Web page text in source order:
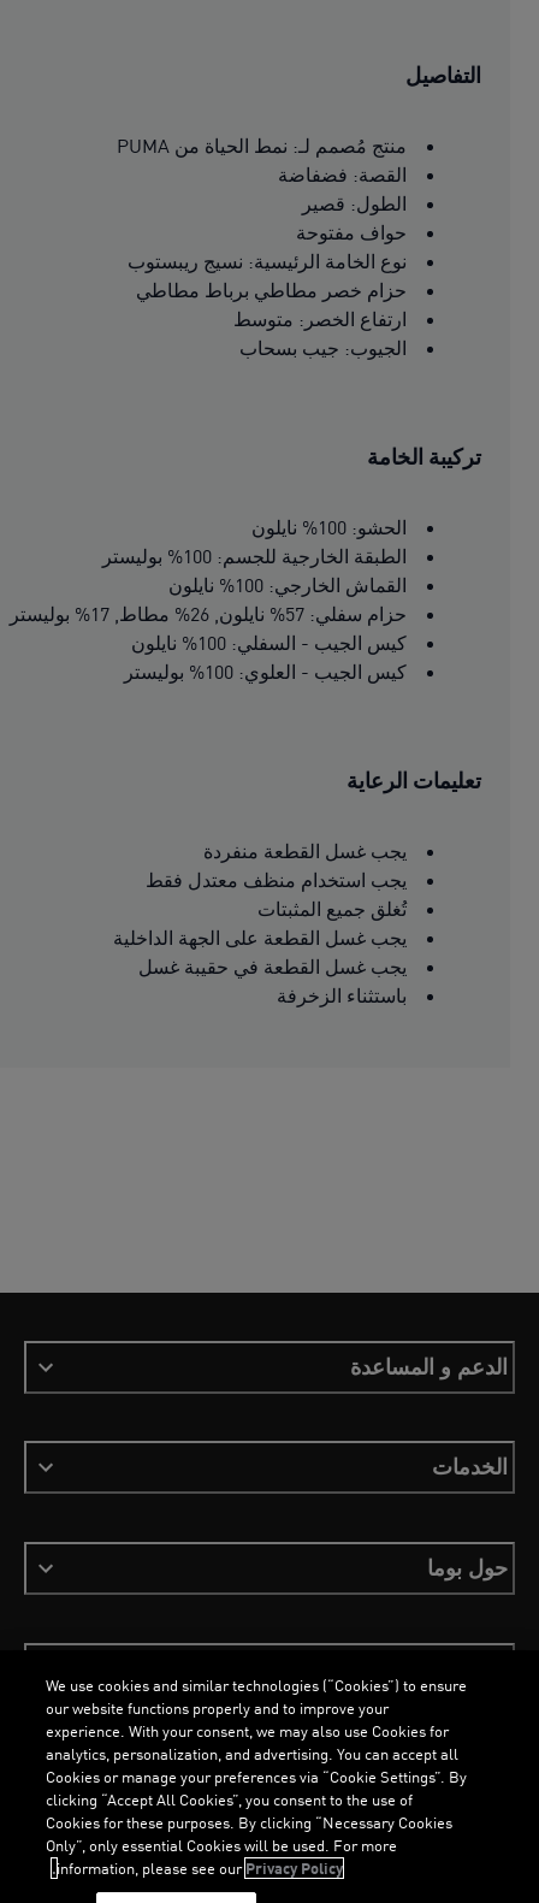
التفاصيل
منتج مُصمم لـ: نمط الحياة من PUMA
القصة: فضفاضة
الطول: قصير
حواف مفتوحة
نوع الخامة الرئيسية: نسيج ريبستوب
حزام خصر مطاطي برباط مطاطي
ارتفاع الخصر: متوسط
الجيوب: جيب بسحاب
تركيبة الخامة
الحشو: 100% نايلون
الطبقة الخارجية للجسم: 100% بوليستر
القماش الخارجي: 100% نايلون
حزام سفلي: 57% نايلون, 26% مطاط, 17% بوليستر
كيس الجيب - السفلي: 100% نايلون
كيس الجيب - العلوي: 100% بوليستر
تعليمات الرعاية
يجب غسل القطعة منفردة
يجب استخدام منظف معتدل فقط
تُغلق جميع المثبتات
يجب غسل القطعة على الجهة الداخلية
يجب غسل القطعة في حقيبة غسل
باستثناء الزخرفة
الدعم و المساعدة
الخدمات
حول بوما
ملفات تعريف الارتباطسياسة الخصوصيةImprint
العربية
We use cookies and similar technologies (“Cookies”) to ensure
our website functions properly and to improve your
experience. With your consent, we may also use Cookies for
analytics, personalization, and advertising. You can accept all
Cookies or manage your preferences via “Cookie Settings”. By
clicking “Accept All Cookies”, you consent to the use of
Cookies for these purposes. By clicking “Necessary Cookies
Only”, only essential Cookies will be used. For more
information, please see ourPrivacy Policy.